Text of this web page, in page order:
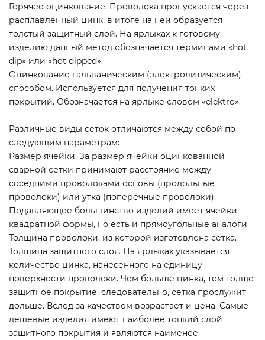
Горячее оцинкование. Проволока пропускается через
расплавленный цинк, в итоге на ней образуется
толстый защитный слой. На ярлыках к готовому
изделию данный метод обозначается терминами «hot
dip» или «hot dipped».
Оцинкование гальваническим (электролитическим)
способом. Используется для получения тонких
покрытий. Обозначается на ярлыке словом «elektro».
Различные виды сеток отличаются между собой по
следующим параметрам:
Размер ячейки. За размер ячейки оцинкованной
сварной сетки принимают расстояние между
соседними проволоками основы (продольные
проволоки) или утка (поперечные проволоки).
Подавляющее большинство изделий имеет ячейки
квадратной формы, но есть и прямоугольные аналоги.
Толщина проволоки, из которой изготовлена сетка.
Толщина защитного слоя. На ярлыках указывается
количество цинка, нанесенного на единицу
поверхности проволоки. Чем больше цинка, тем толще
защитное покрытие, следовательно, сетка прослужит
дольше. Вслед за качеством возрастает и цена. Самые
дешевые изделия имеют наиболее тонкий слой
защитного покрытия и являются наименее